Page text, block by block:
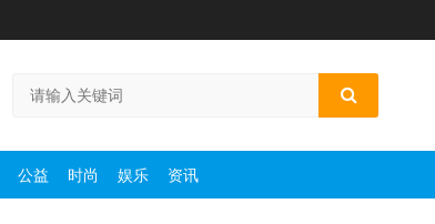
公益 时尚 娱乐 资讯